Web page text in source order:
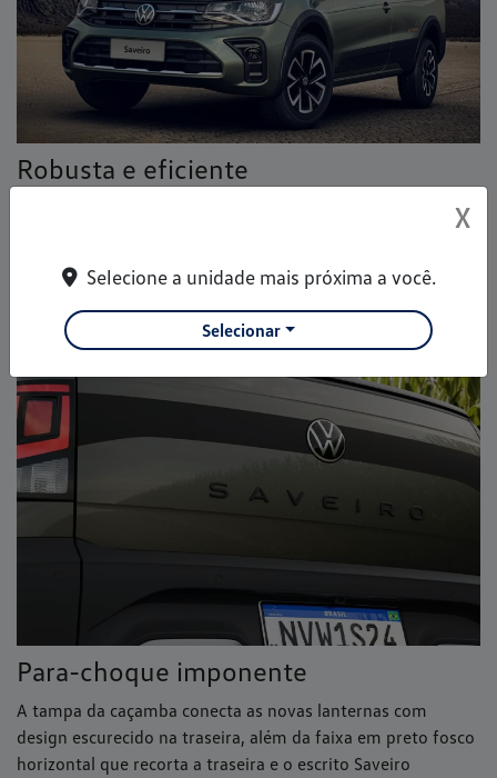
Robusta e eficiente
A gama da Saveiro conta com quatro versões: a de entrada,
intermediária Trendline Cabine Simples, e completando a
família, a Extreme Cabine Dupla.
Para-choque imponente
A tampa da caçamba conecta as novas lanternas com
design escurecido na traseira, além da faixa em preto fosco
horizontal que recorta a traseira e o escrito Saveiro
X
Selecione a unidade mais próxima a você.
Selecionar